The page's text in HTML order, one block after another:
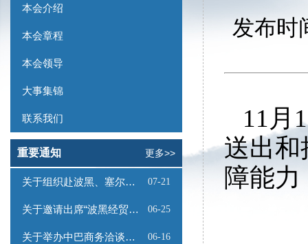
本会介绍
本会章程
本会领导
大事集锦
联系我们
重要通知 更多>>
关于组织赴波黑、塞尔维亚商务考察的函 07-21
关于邀请出席“波黑经贸投资推介会”的函 06-25
关于举办中巴商务洽谈会的通知 06-16
发布时
11月
送出和
障能